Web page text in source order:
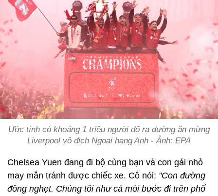
Ước tính có khoảng 1 triệu người đổ ra đường ăn mừng
Liverpool vô địch Ngoại hạng Anh - Ảnh: EPA
Chelsea Yuen đang đi bộ cùng bạn và con gái nhỏ
may mắn tránh được chiếc xe. Cô nói: "Con đường
đông nghẹt. Chúng tôi như cá mòi bước đi trên phố